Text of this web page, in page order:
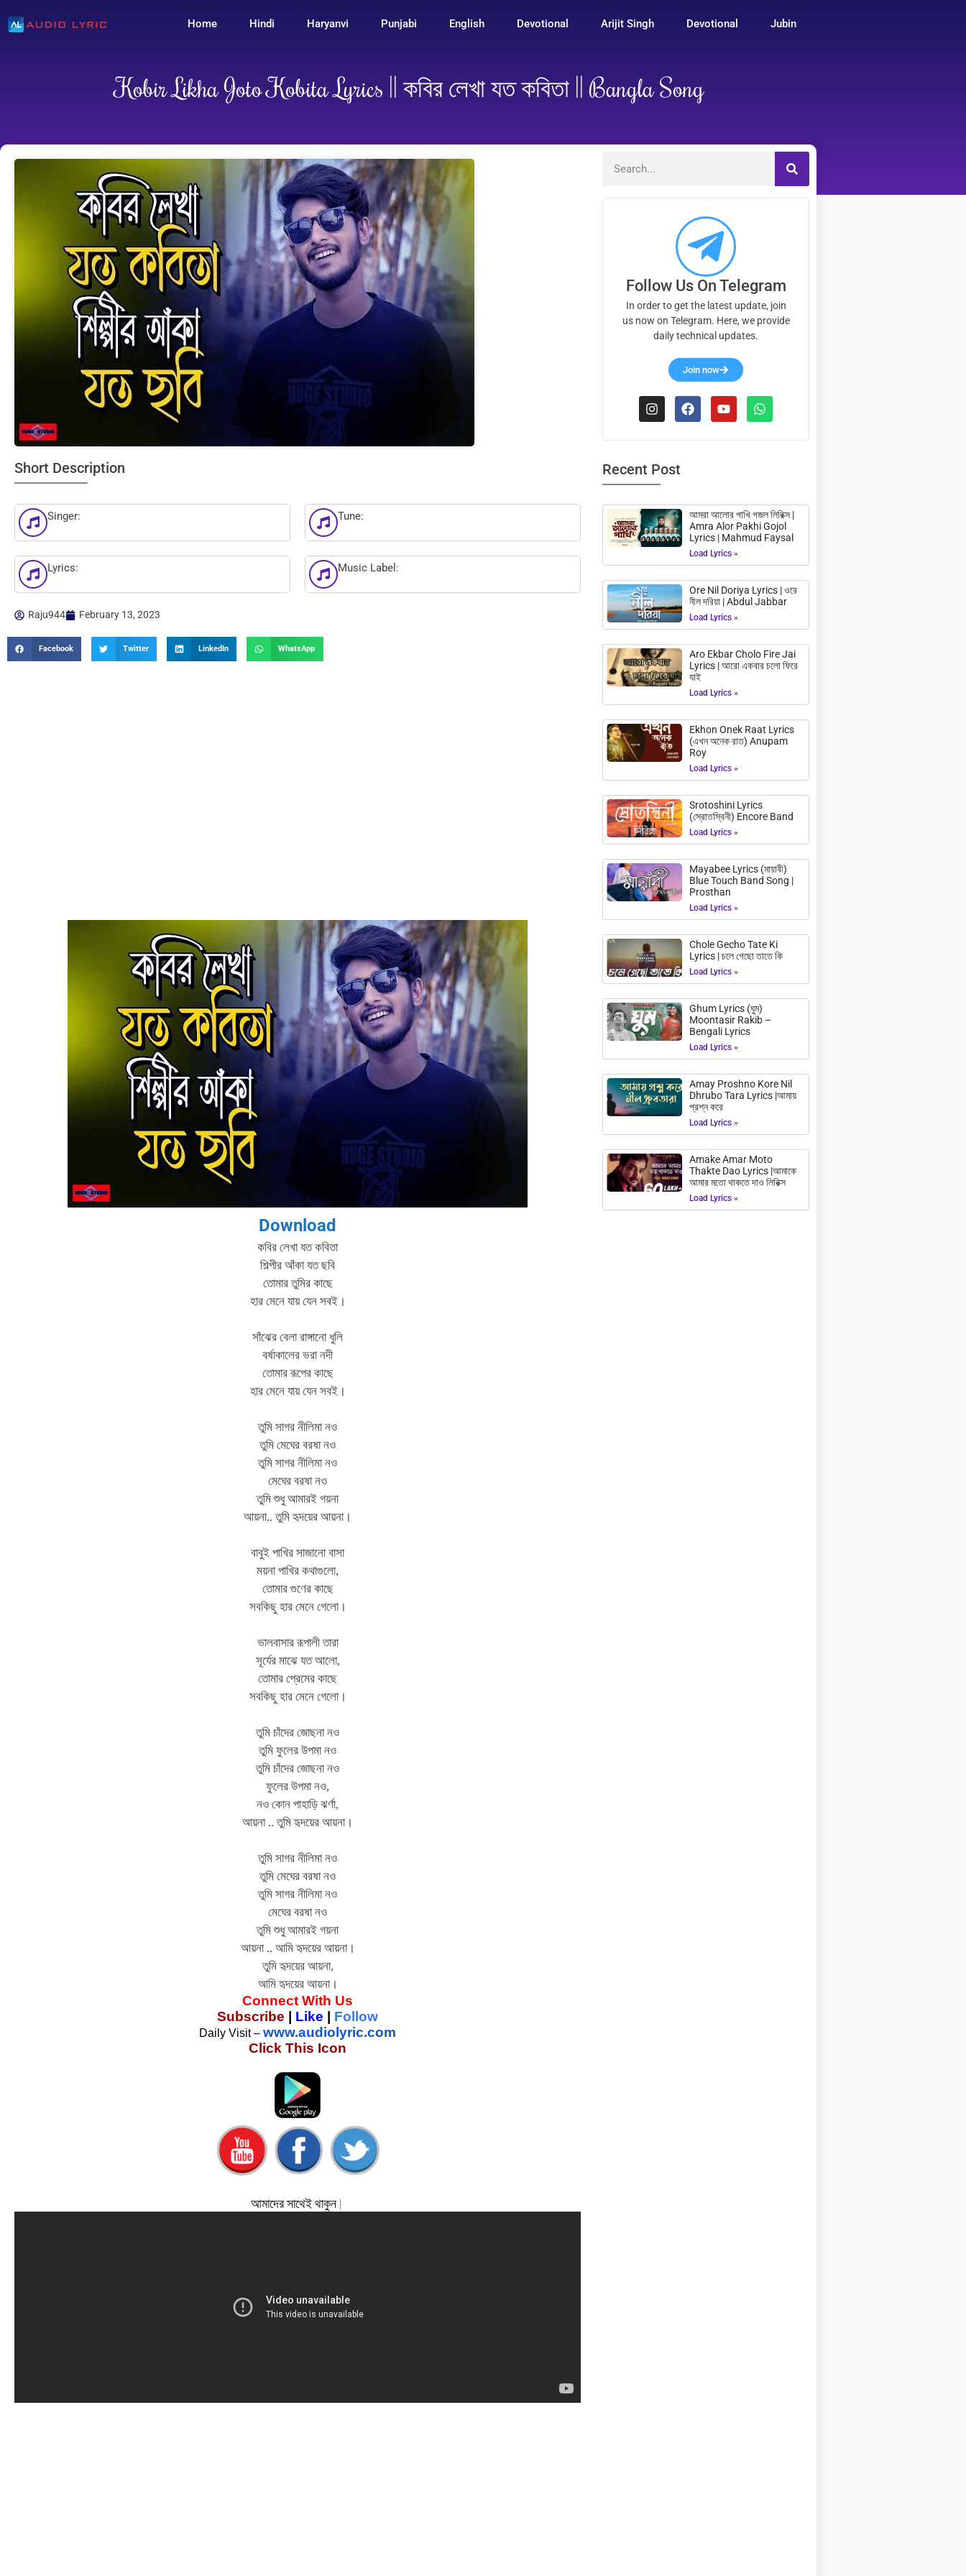
Home Hindi Haryanvi Punjabi English Devotional Arijit Singh Devotional Jubin
Kobir Likha Joto Kobita Lyrics || কবির লেখা যত কবিতা || Bangla Song
Short Description
Singer: Tune:
Lyrics: Music Label:
Raju944 February 13, 2023
Facebook Twitter LinkedIn WhatsApp
Download
কবির লেখা যত কবিতা
শিল্পীর আঁকা যত ছবি
তোমার তুমির কাছে
হার মেনে যায় যেন সবই।
সাঁঝের বেলা রাঙ্গানো ধুলি
বর্ষাকালের ভরা নদী
তোমার রূপের কাছে
হার মেনে যায় যেন সবই।
তুমি সাগর নীলিমা নও
তুমি মেঘের বরষা নও
তুমি সাগর নীলিমা নও
মেঘের বরষা নও
তুমি শুধু আমারই গয়না
আয়না.. তুমি হৃদয়ের আয়না।
বাবুই পাখির সাজানো বাসা
ময়না পাখির কথাগুলো,
তোমার গুণের কাছে
সবকিছু হার মেনে গেলো।
ভালবাসার রূপালী তারা
সূর্যের মাঝে যত আলো,
তোমার প্রেমের কাছে
সবকিছু হার মেনে গেলো।
তুমি চাঁদের জোছনা নও
তুমি ফুলের উপমা নও
তুমি চাঁদের জোছনা নও
ফুলের উপমা নও,
নও কোন পাহাড়ি ঝর্ণা,
আয়না .. তুমি হৃদয়ের আয়না।
তুমি সাগর নীলিমা নও
তুমি মেঘের বরষা নও
তুমি সাগর নীলিমা নও
মেঘের বরষা নও
তুমি শুধু আমারই গয়না
আয়না .. আমি হৃদয়ের আয়না।
তুমি হৃদয়ের আয়না,
আমি হৃদয়ের আয়না।
Connect With Us
Subscribe
Like Follow
Daily Visit – www.audiolyric.com
Click This Icon
আমাদের সাথেই থাকুন |
Follow Us On Telegram
In order to get the latest update, join
us now on Telegram. Here, we provide
daily technical updates.
Join now
Recent Post
আমরা আলোর পাখি গজল লিরিক্স |
Amra Alor Pakhi Gojol
Lyrics | Mahmud Faysal
Load Lyrics »
Ore Nil Doriya Lyrics | ওরে
নীল দরিয়া | Abdul Jabbar
Load Lyrics »
Aro Ekbar Cholo Fire Jai
Lyrics | আরো একবার চলো ফিরে
যাই
Load Lyrics »
Ekhon Onek Raat Lyrics
(এখন অনেক রাত) Anupam
Roy
Load Lyrics »
Srotoshini Lyrics
(স্রোতস্বিনী) Encore Band
Load Lyrics »
Mayabee Lyrics (মায়াবী)
Blue Touch Band Song |
Prosthan
Load Lyrics »
Chole Gecho Tate Ki
Lyrics | চলে গেছো তাতে কি
Load Lyrics »
Ghum Lyrics (ঘুম)
Moontasir Rakib –
Bengali Lyrics
Load Lyrics »
Amay Proshno Kore Nil
Dhrubo Tara Lyrics |আমায়
প্রশ্ন করে
Load Lyrics »
Amake Amar Moto
Thakte Dao Lyrics |আমাকে
আমার মতো থাকতে দাও লিরিক্স
Load Lyrics »